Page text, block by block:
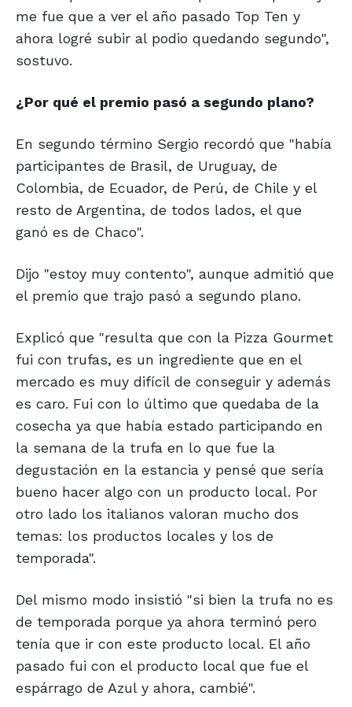
me fue que a ver el año pasado Top Ten y
ahora logré subir al podio quedando segundo",
sostuvo.
¿Por qué el premio pasó a segundo plano?
En segundo término Sergio recordó que "había
participantes de Brasil, de Uruguay, de
Colombia, de Ecuador, de Perú, de Chile y el
resto de Argentina, de todos lados, el que
ganó es de Chaco".
Dijo "estoy muy contento", aunque admitió que
el premio que trajo pasó a segundo plano.
Explicó que "resulta que con la Pizza Gourmet
fui con trufas, es un ingrediente que en el
mercado es muy difícil de conseguir y además
es caro. Fui con lo último que quedaba de la
cosecha ya que había estado participando en
la semana de la trufa en lo que fue la
degustación en la estancia y pensé que sería
bueno hacer algo con un producto local. Por
otro lado los italianos valoran mucho dos
temas: los productos locales y los de
temporada".
Del mismo modo insistió "si bien la trufa no es
de temporada porque ya ahora terminó pero
tenía que ir con este producto local. El año
pasado fui con el producto local que fue el
espárrago de Azul y ahora, cambié".